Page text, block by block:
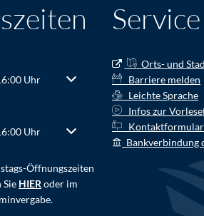
oder Schließzeiten auszublenden
Uhr Von 14:00 bis 16:00 Uhr
oder Schließzeiten auszublenden
Uhr Von 08:00 bis 16:00 Uhr
Öffnungszeiten
Sie HIER oder im
Service
Orts- und
Barriere melden
Leichte Sprache
Infos zur
Kontaktformular
Bankverbindung